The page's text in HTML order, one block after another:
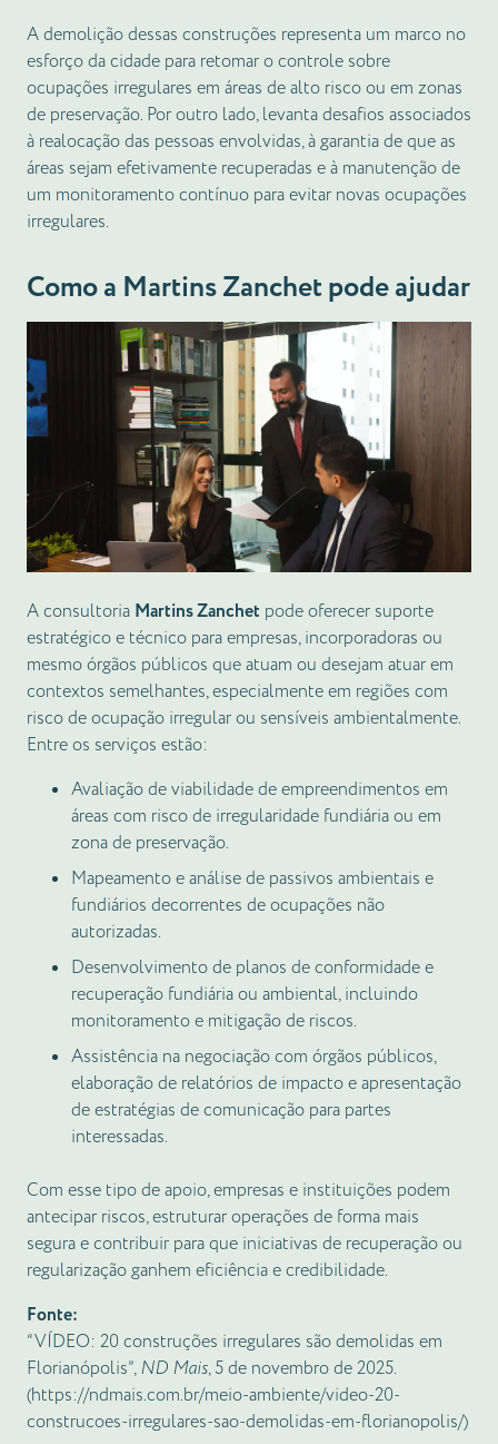
A demolição dessas construções representa um marco no
esforço da cidade para retomar o controle sobre
ocupações irregulares em áreas de alto risco ou em zonas
de preservação. Por outro lado, levanta desafios associados
à realocação das pessoas envolvidas, à garantia de que as
áreas sejam efetivamente recuperadas e à manutenção de
um monitoramento contínuo para evitar novas ocupações
irregulares.
Como a Martins Zanchet pode ajudar
A consultoria Martins Zanchet pode oferecer suporte
estratégico e técnico para empresas, incorporadoras ou
mesmo órgãos públicos que atuam ou desejam atuar em
contextos semelhantes, especialmente em regiões com
risco de ocupação irregular ou sensíveis ambientalmente.
Entre os serviços estão:
Avaliação de viabilidade de empreendimentos em
áreas com risco de irregularidade fundiária ou em
zona de preservação.
Mapeamento e análise de passivos ambientais e
fundiários decorrentes de ocupações não
autorizadas.
Desenvolvimento de planos de conformidade e
recuperação fundiária ou ambiental, incluindo
monitoramento e mitigação de riscos.
Assistência na negociação com órgãos públicos,
elaboração de relatórios de impacto e apresentação
de estratégias de comunicação para partes
interessadas.
Com esse tipo de apoio, empresas e instituições podem
antecipar riscos, estruturar operações de forma mais
segura e contribuir para que iniciativas de recuperação ou
regularização ganhem eficiência e credibilidade.
Fonte:
“VÍDEO: 20 construções irregulares são demolidas em
Florianópolis”,ND Mais, 5 de novembro de 2025.
(https://ndmais.com.br/meio-ambiente/video-20-
construcoes-irregulares-sao-demolidas-em-florianopolis/)